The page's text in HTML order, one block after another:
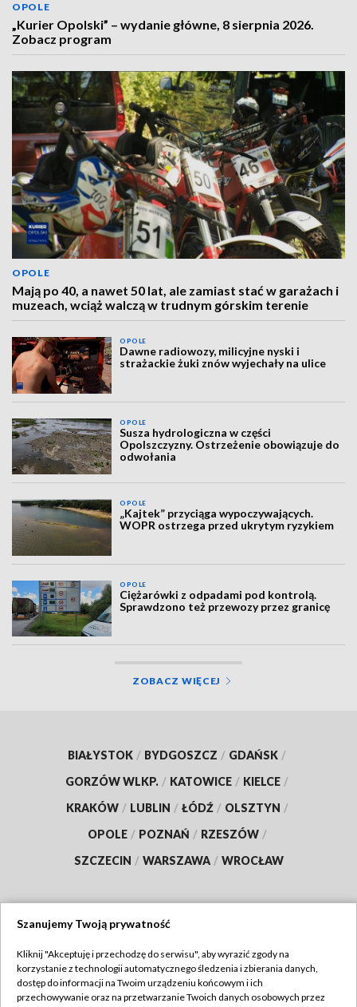
OPOLE
„Kurier Opolski” – wydanie główne, 8 sierpnia 2026.
Zobacz program
OPOLE
Mają po 40, a nawet 50 lat, ale zamiast stać w garażach i
muzeach, wciąż walczą w trudnym górskim terenie
OPOLE
Dawne radiowozy, milicyjne nyski i
strażackie żuki znów wyjechały na ulice
OPOLE
Susza hydrologiczna w części
Opolszczyzny. Ostrzeżenie obowiązuje do
odwołania
OPOLE
„Kajtek” przyciąga wypoczywających.
WOPR ostrzega przed ukrytym ryzykiem
OPOLE
Ciężarówki z odpadami pod kontrolą.
Sprawdzono też przewozy przez granicę
ZOBACZ WIĘCEJ
BIAŁYSTOK / BYDGOSZCZ / GDAŃSK /
GORZÓW WLKP. / KATOWICE / KIELCE /
KRAKÓW / LUBLIN / ŁÓDŹ / OLSZTYN /
OPOLE / POZNAŃ / RZESZÓW /
SZCZECIN / WARSZAWA / WROCŁAW
TVP
Abonament TVP
Regulamin TVP
Szanujemy Twoją prywatność
Kliknij "Akceptuję i przechodzę do serwisu", aby wyrazić zgody na
korzystanie z technologii automatycznego śledzenia i zbierania danych,
dostęp do informacji na Twoim urządzeniu końcowym i ich
przechowywanie oraz na przetwarzanie Twoich danych osobowych przez